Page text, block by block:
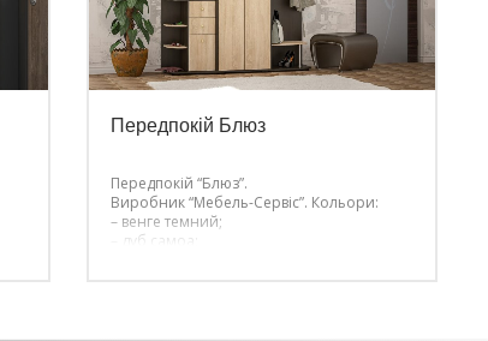
Передпокій Блюз
Передпокій “Блюз”.
Виробник “Мебель-Сервіс”. Кольори:
– венге темний;
– дуб самоа;